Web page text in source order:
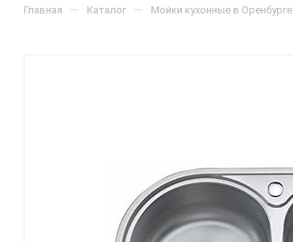
Главная — Каталог — Мойки кухонные в Оренбурге